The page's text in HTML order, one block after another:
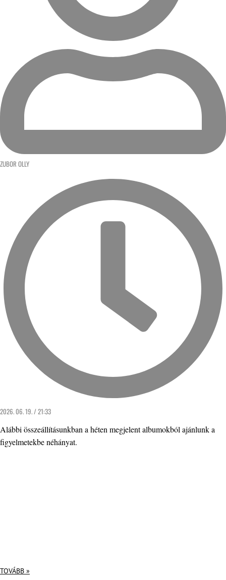
ZUBOR OLLY
2026. 06. 19. / 21:33
Alábbi összeállításunkban a héten megjelent albumokból ajánlunk a
figyelmetekbe néhányat.
TOVÁBB »